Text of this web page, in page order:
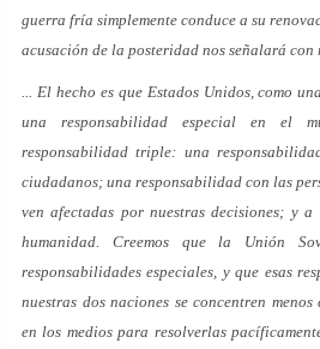
guerra fría simplemente conduce a su
acusación de la posteridad nos señalará con
... El hecho es que Estados Unidos, como
una responsabilidad especial en el
responsabilidad triple: una
ciudadanos; una responsabilidad con las
ven afectadas por nuestras decisiones; y
humanidad. Creemos que la Unión
responsabilidades especiales, y que esas
nuestras dos naciones se concentren
en los medios para resolverlas